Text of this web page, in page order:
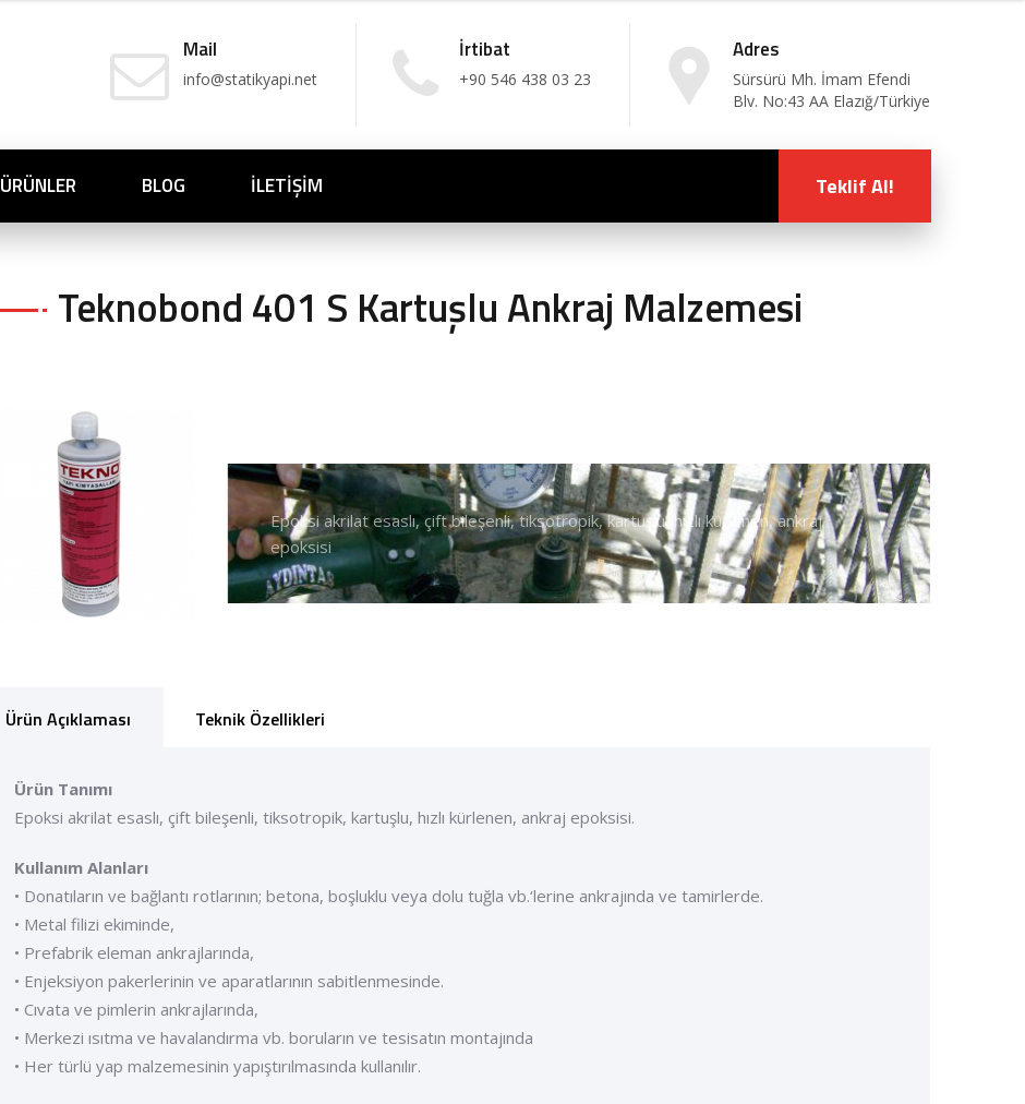
Mail
info@statikyapi.net
İrtibat
+90 546 438 03 23
Adres
Sürsürü Mh. İmam Efendi
Blv. No:43 AA Elazığ/Türkiye
ÜRÜNLER BLOG İLETIŞIM Teklif Al!
Teknobond 401 S Kartuşlu Ankraj Malzemesi
Epoksi akrilat esaslı, çift bileşenli, tiksotropik, kartuşlu, hızlı kürlenen, ankraj
epoksisi
Ürün Açıklaması Teknik Özellikleri
Ürün Tanımı
Epoksi akrilat esaslı, çift bileşenli, tiksotropik, kartuşlu, hızlı kürlenen, ankraj epoksisi.
Kullanım Alanları
• Donatıların ve bağlantı rotlarının; betona, boşluklu veya dolu tuğla vb.‘lerine ankrajında ve tamirlerde.
• Metal filizi ekiminde,
• Prefabrik eleman ankrajlarında,
• Enjeksiyon pakerlerinin ve aparatlarının sabitlenmesinde.
• Cıvata ve pimlerin ankrajlarında,
• Merkezi ısıtma ve havalandırma vb. boruların ve tesisatın montajında
• Her türlü yap malzemesinin yapıştırılmasında kullanılır.